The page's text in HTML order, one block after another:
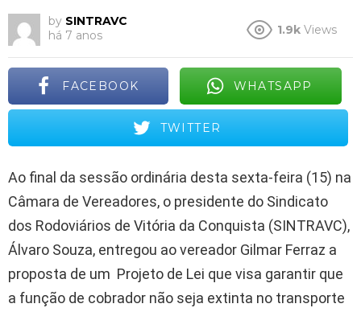
by SINTRAVC
há 7 anos
1.9k Views
FACEBOOK WHATSAPP
TWITTER
Ao final da sessão ordinária desta sexta-feira (15) na
Câmara de Vereadores, o presidente do Sindicato
dos Rodoviários de Vitória da Conquista (SINTRAVC),
Álvaro Souza, entregou ao vereador Gilmar Ferraz a
proposta de um Projeto de Lei que visa garantir que
a função de cobrador não seja extinta no transporte